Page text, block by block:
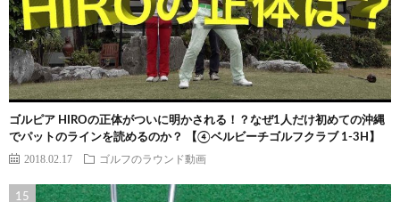
ゴルピア HIROの正体がついに明かされる！？なぜ1人だけ初めての沖縄
でパットのラインを読めるのか？ 【④ベルビーチゴルフクラブ 1-3H】
2018.02.17 ゴルフのラウンド動画